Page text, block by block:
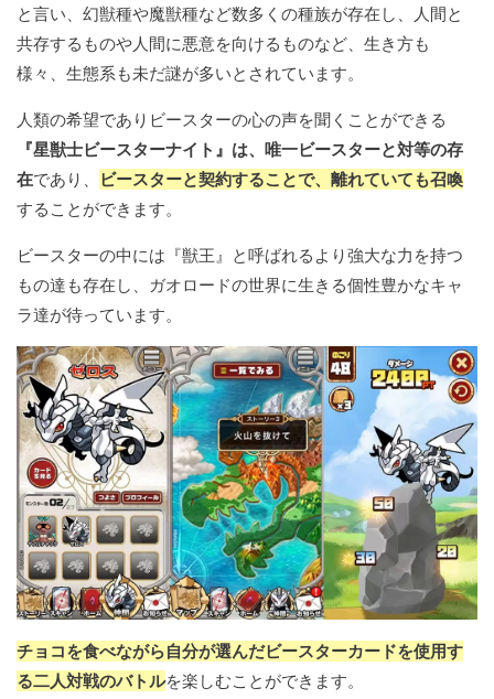
と言い、幻獣種や魔獣種など数多くの種族が存在し、人間と
共存するものや人間に悪意を向けるものなど、生き方も
様々、生態系も未だ謎が多いとされています。
人類の希望でありビースターの心の声を聞くことができる
『星獣士ビースターナイト』は、唯一ビースターと対等の存
在であり、
ビースターと契約することで、離れていても召喚
することができます。
ビースターの中には『獣王』と呼ばれるより強大な力を持つ
もの達も存在し、ガオロードの世界に生きる個性豊かなキャ
ラ達が待っています。
チョコを食べながら自分が選んだビースターカードを使用す
る二人対戦のバトルを楽しむことができます。